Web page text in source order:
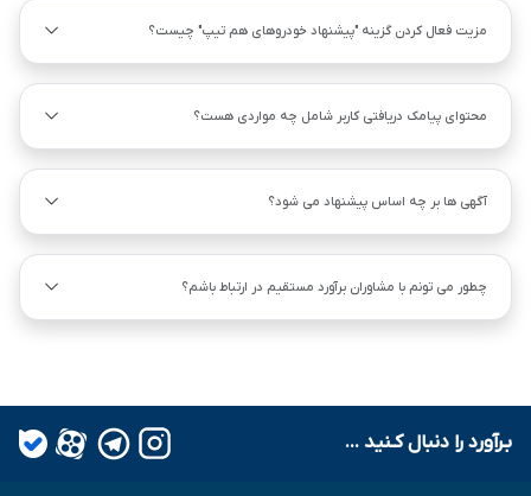
مزیت فعال کردن گزینه "پیشنهاد خودروهای هم ‌تیپ" چیست؟
محتوای پیامک دریافتی کاربر شامل چه مواردی هست؟
آگهی ها بر چه اساس پیشنهاد می شود؟
چطور می تونم با مشاوران برآورد مستقیم در ارتباط باشم؟
بـرآورد را دنبال کـنید ...